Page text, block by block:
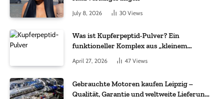
July 8, 2026 30 Views
Was ist Kupferpeptid-Pulver? Ein
funktioneller Komplex aus „kleinem
Molekül + Metall“
April 27, 2026 47 Views
Gebrauchte Motoren kaufen Leipzig –
Qualität, Garantie und weltweite Lieferung